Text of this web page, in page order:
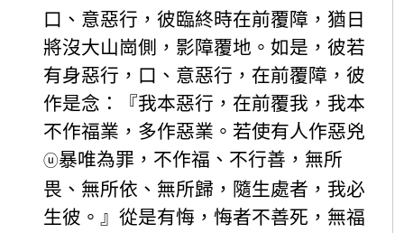
口、意惡行，彼臨終時在前覆障，猶日
將沒大山崗側，影障覆地。如是，彼若
有身惡行，口、意惡行，在前覆障，彼
作是念：『我本惡行，在前覆我，我本
不作福業，多作惡業。若使有人作惡兇
ⓤ暴唯為罪，不作福、不行善，無所
畏、無所依、無所歸，隨生處者，我必
生彼。』從是有悔，悔者不善死，無福